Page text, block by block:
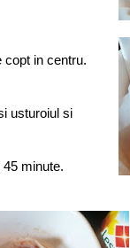
copt in centru.
usturoiul si
minute.